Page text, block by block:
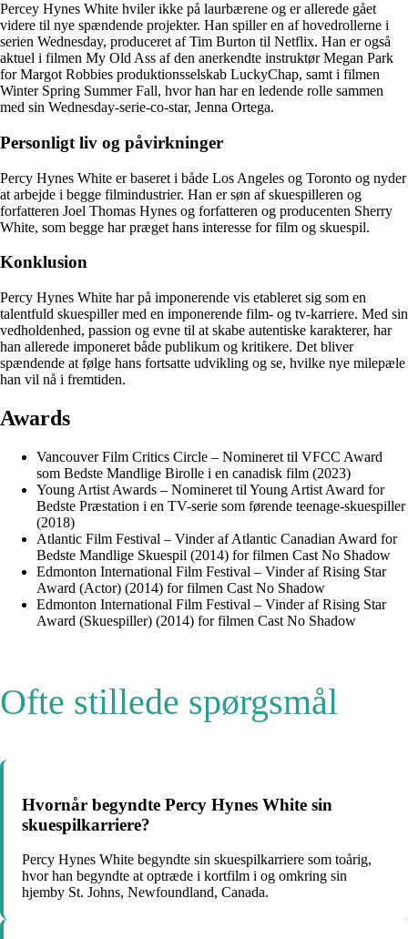
Percey Hynes White hviler ikke på laurbærene og er allerede gået
videre til nye spændende projekter. Han spiller en af hovedrollerne i
serien Wednesday, produceret af Tim Burton til Netflix. Han er også
aktuel i filmen My Old Ass af den anerkendte instruktør Megan Park
for Margot Robbies produktionsselskab LuckyChap, samt i filmen
Winter Spring Summer Fall, hvor han har en ledende rolle sammen
med sin Wednesday-serie-co-star, Jenna Ortega.
Personligt liv og påvirkninger
Percy Hynes White er baseret i både Los Angeles og Toronto og nyder
at arbejde i begge filmindustrier. Han er søn af skuespilleren og
forfatteren Joel Thomas Hynes og forfatteren og producenten Sherry
White, som begge har præget hans interesse for film og skuespil.
Konklusion
Percy Hynes White har på imponerende vis etableret sig som en
talentfuld skuespiller med en imponerende film- og tv-karriere. Med sin
vedholdenhed, passion og evne til at skabe autentiske karakterer, har
han allerede imponeret både publikum og kritikere. Det bliver
spændende at følge hans fortsatte udvikling og se, hvilke nye milepæle
han vil nå i fremtiden.
Awards
Vancouver Film Critics Circle – Nomineret til VFCC Award
som Bedste Mandlige Birolle i en canadisk film (2023)
Young Artist Awards – Nomineret til Young Artist Award for
Bedste Præstation i en TV-serie som førende teenage-skuespiller
(2018)
Atlantic Film Festival – Vinder af Atlantic Canadian Award for
Bedste Mandlige Skuespil (2014) for filmen Cast No Shadow
Edmonton International Film Festival – Vinder af Rising Star
Award (Actor) (2014) for filmen Cast No Shadow
Edmonton International Film Festival – Vinder af Rising Star
Award (Skuespiller) (2014) for filmen Cast No Shadow
Ofte stillede spørgsmål
Hvornår begyndte Percy Hynes White sin
skuespilkarriere?
Percy Hynes White begyndte sin skuespilkarriere som toårig,
hvor han begyndte at optræde i kortfilm i og omkring sin
hjemby St. Johns, Newfoundland, Canada.